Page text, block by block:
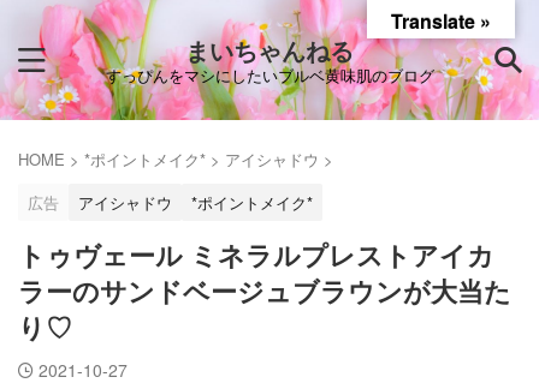
まいちゃんねる
すっぴんをマシにしたいブルベ黄味肌のブログ
HOME > *ポイントメイク* > アイシャドウ >
広告
アイシャドウ *ポイントメイク*
トゥヴェール ミネラルプレストアイカ
ラーのサンドベージュブラウンが大当た
り♡
2021-10-27
Translate »